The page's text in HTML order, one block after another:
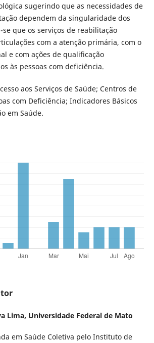
sugerindo que as necessidades de
dependem da singularidade dos
se que os serviços de reabilitação
com a atenção primária, com o
e com ações de qualificação
às pessoas com deficiência.
aos Serviços de Saúde; Centros de
com Deficiência; Indicadores Básicos
em Saúde.
Lima, Universidade Federal de Mato
em Saúde Coletiva pelo Instituto de